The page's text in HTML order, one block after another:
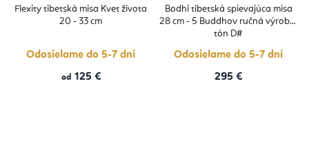
Flexity tibetská misa Kvet života
20 - 33 cm
Odosielame do 5-7 dní
od 125 €
Bodhi tibetská spievajúca misa
28 cm - 5 Buddhov ručná výroba,
tón D#
produktu
je
5,0
Odosielame do 5-7 dní
295 €